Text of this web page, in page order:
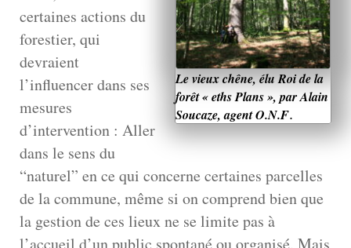
Le vieux chêne, élu Roi de la
forêt « eths Plans », par Alain
Soucaze, agent O.N.F.
certaines actions du
forestier, qui
devraient
l’influencer dans ses
mesures
d’intervention : Aller
dans le sens du
“naturel” en ce qui concerne certaines parcelles
de la commune, même si on comprend bien que
la gestion de ces lieux ne se limite pas à
l’accueil d’un public spontané ou organisé. Mais